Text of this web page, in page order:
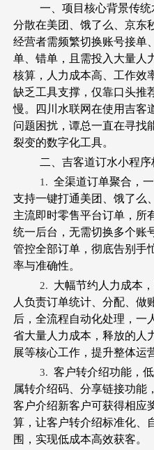
一、项目核心背景传
分散在美团、饿了么、京东
经营者需频繁切换账号接单
单、错单，且需投入大量人
核算，人力成本高、工作效
缺乏工具支撑，仅靠口头推
慢。四川水联网在使用吉客
问题困扰，谭总一直在寻找
裂变的数字化工具。
二、吉客道订水小程
1. 全渠道订单聚合，
支持一键打通美团、饿了么
主流即时零售平台订单，所
统一后台，无需切换多个账
管控全部订单，彻底告别手
率与准确性。
2.
大幅节约人力成本
人负责订单统计、分配、做
后，全流程自动化处理，一
省大量人力成本，释放的人
展等核心工作，提升整体运
3. 客户转介绍功能，
属转介绍码、分享链接功能
客户介绍新客户可获得相应
算，让客户转介绍标准化、
围，实现低成本高效获客。